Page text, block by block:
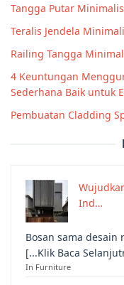
Tangga Putar
Teralis Jendela
Railing Tangga
4 Keuntungan
Sederhana Baik untuk
Pembuatan Cladding
Ind…
Bosan sama
[...Klik Baca
In Furniture